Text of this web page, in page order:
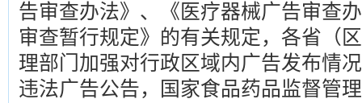
告审查办法》、《医疗器械广告审查
审查暂行规定》的有关规定，各省（
理部门加强对行政区域内广告发布情
违法广告公告，国家食品药品监督管